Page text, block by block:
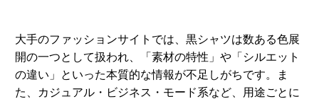
大手のファッションサイトでは、黒シャツは数ある色展
開の一つとして扱われ、「素材の特性」や「シルエット
の違い」といった本質的な情報が不足しがちです。ま
た、カジュアル・ビジネス・モード系など、用途ごとに